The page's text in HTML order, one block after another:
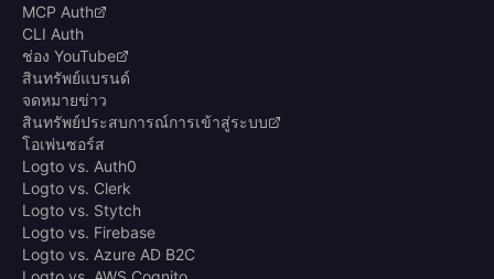
MCP Auth
CLI Auth
ช่อง YouTube
สินทรัพย์แบรนด์
จดหมายข่าว
สินทรัพย์ประสบการณ์การเข้าสู่ระบบ
โอเพ่นซอร์ส
Logto vs. Auth0
Logto vs. Clerk
Logto vs. Stytch
Logto vs. Firebase
Logto vs. Azure AD B2C